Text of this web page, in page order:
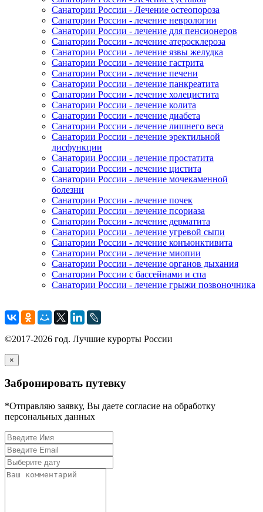
Санатории России - Лечение остеопороза
Санатории России - лечение неврологии
Санатории России - лечение для пенсионеров
Санатории России - лечение атеросклероза
Санатории России - лечение язвы желудка
Санатории России - лечение гастрита
Санатории России - лечение печени
Санатории России - лечение панкреатита
Санатории России - лечение холецистита
Санатории России - лечение колита
Санатории России - лечение диабета
Санатории России - лечение лишнего веса
Санатории России - лечение эректильной
дисфункции
Санатории России - лечение простатита
Санатории России - лечение цистита
Санатории России - лечение мочекаменной
болезни
Санатории России - лечение почек
Санатории России - лечение псориаза
Санатории России - лечение дерматита
Санатории России - лечение угревой сыпи
Санатории России - лечение конъюнктивита
Санатории России - лечение миопии
Санатории России - лечение органов дыхания
Санатории России с бассейнами и спа
Санатории России - лечение грыжи позвоночника
©2017-2026 год. Лучшие курорты России
×
Забронировать путевку
*Отправляю заявку, Вы даете согласие на обработку
персональных данных